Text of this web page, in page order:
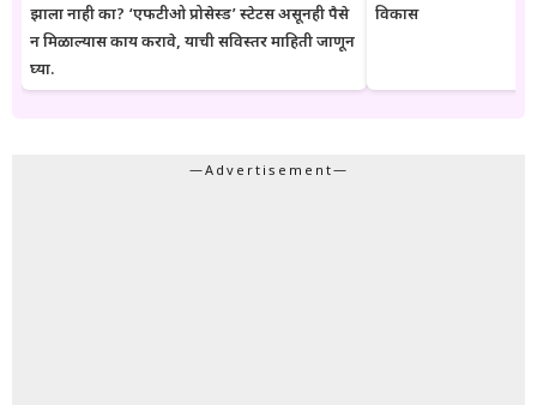
झाला नाही का? ‘एफटीओ प्रोसेस्ड’ स्टेटस असूनही पैसे
न मिळाल्यास काय करावे, याची सविस्तर माहिती जाणून
घ्या.
विकास
—Advertisement—